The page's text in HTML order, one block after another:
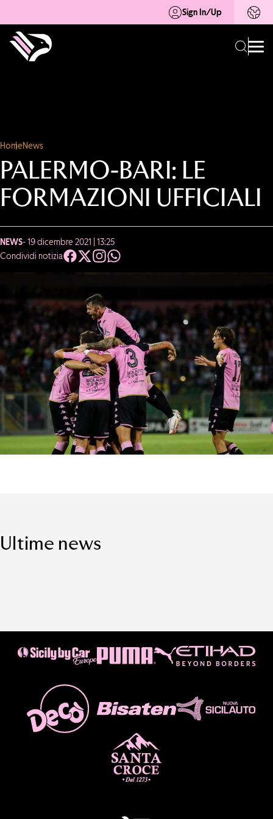
Sign In/Up
HomeNews
PALERMO-BARI: LE
FORMAZIONI UFFICIALI
NEWS- 19 dicembre 2021 | 13:25
Condividi notizia
Ultime news